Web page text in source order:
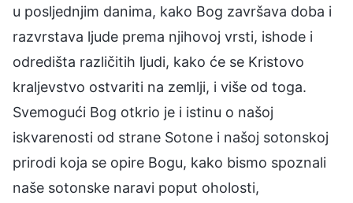
u posljednjim danima, kako Bog završava doba i
razvrstava ljude prema njihovoj vrsti, ishode i
odredišta različitih ljudi, kako će se Kristovo
kraljevstvo ostvariti na zemlji, i više od toga.
Svemogući Bog otkrio je i istinu o našoj
iskvarenosti od strane Sotone i našoj sotonskoj
prirodi koja se opire Bogu, kako bismo spoznali
naše sotonske naravi poput oholosti,